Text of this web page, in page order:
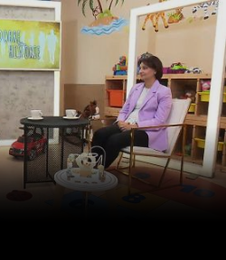
Dobre historie